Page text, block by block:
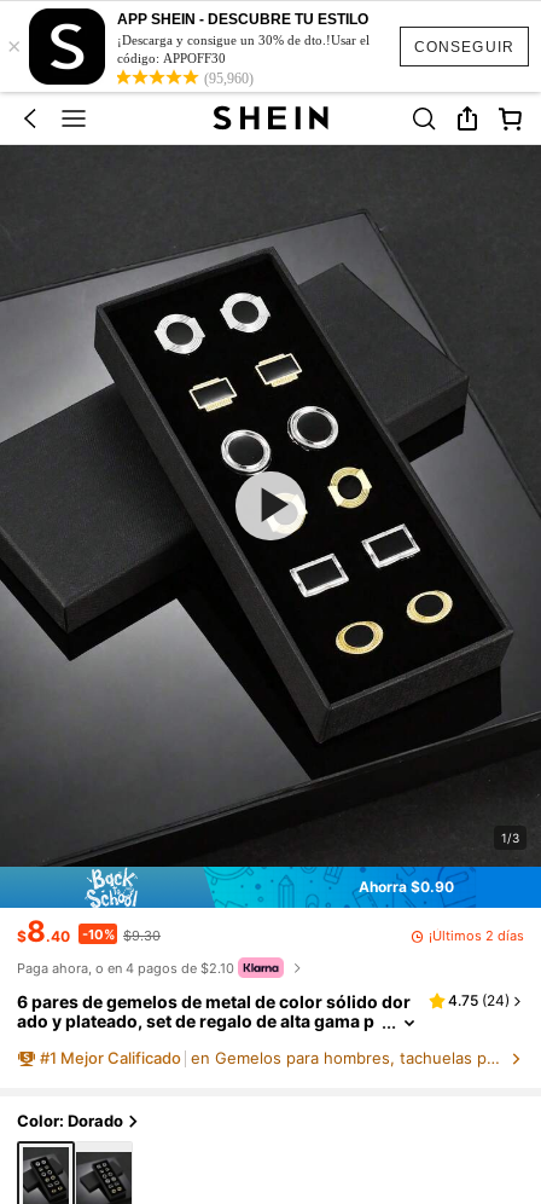
CONSEGUIR
×
APP SHEIN - DESCUBRE TU ESTILO
¡Descarga y consigue un 30% de dto.!Usar el
código: APPOFF30
(95,960)
1/3
Ahorra $0.90
$8.40 -10% $9.30
¡Últimos 2 días
Paga ahora, o en 4 pagos de $2.10
6 pares de gemelos de metal de color sólido dor
ado y plateado, set de regalo de alta gama p
so a clases, boda, Halloween y Día del Maestro
4.75 (24)
#1 Mejor Calificado en Gemelos para hombres, tachuelas para camisa y c
Color: Dorado